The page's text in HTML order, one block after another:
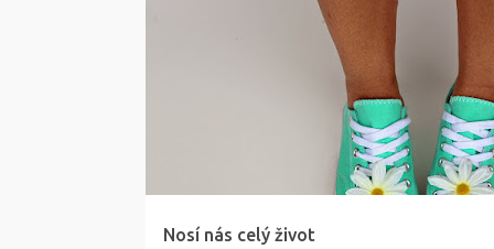
Nosí nás celý život